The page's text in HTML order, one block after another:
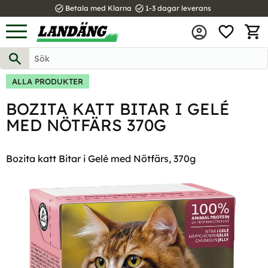
Meny
task_alt Betala med Klarna task_alt 1-3 dagar leverans
ALLA PRODUKTER
BOZITA KATT BITAR I GELÉ
MED NÖTFÄRS 370G
Bozita katt Bitar i Gelé med Nötfärs, 370g